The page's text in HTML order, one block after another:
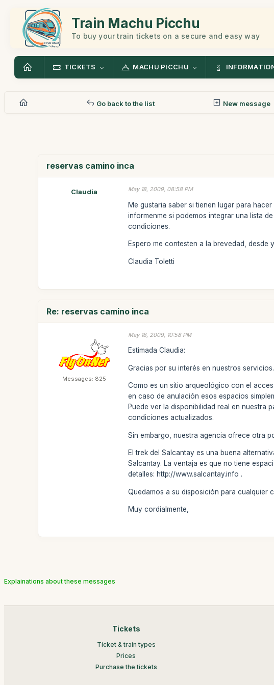
Train Machu Picchu
To buy your train tickets on a secure and easy way
TICKETS MACHU PICCHU
Go back to the list New message
reservas camino inca
Claudia May 18, 2009, 08:58 PM
Me gustaria saber si tienen lugar para
informenme si podemos integrar una lista
condiciones.
Espero me contesten a la brevedad, desde
Claudia Toletti
Re: reservas camino inca
Messages: 825
May 18, 2009, 10:58 PM
Estimada Claudia:
Gracias por su interés en nuestros
Como es un sitio arqueológico con el
en caso de anulación esos espacios
Puede ver la disponibilidad real en nuestra
condiciones actualizados.
Sin embargo, nuestra agencia ofrece otra
El trek del Salcantay es una buena
Salcantay. La ventaja es que no tiene
detalles: http://www.salcantay.info .
Quedamos a su disposición para cualquier
Muy cordialmente,
Explainations about these messages
Tickets
Ticket & train types
Prices
Purchase the tickets